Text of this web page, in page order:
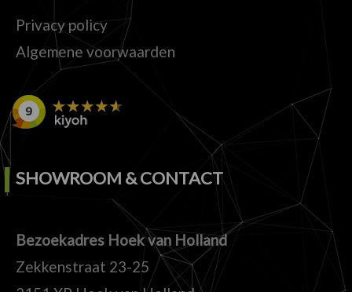
Privacy policy
Algemene voorwaarden
SHOWROOM & CONTACT
Bezoekadres Hoek van Holland
Zekkenstraat 23-25